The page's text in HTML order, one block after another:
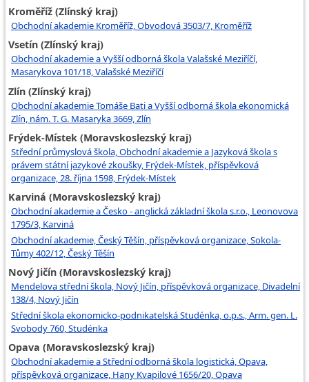
Kroměříž (Zlínský kraj)
Obchodní akademie Kroměříž, Obvodová 3503/7, Kroměříž
Vsetín (Zlínský kraj)
Obchodní akademie a Vyšší odborná škola Valašské Meziříčí,
Masarykova 101/18, Valašské Meziříčí
Zlín (Zlínský kraj)
Obchodní akademie Tomáše Bati a Vyšší odborná škola ekonomická
Zlín, nám. T. G. Masaryka 3669, Zlín
Frýdek-Místek (Moravskoslezský kraj)
Střední průmyslová škola, Obchodní akademie a Jazyková škola s
právem státní jazykové zkoušky, Frýdek-Místek, příspěvková
organizace, 28. října 1598, Frýdek-Místek
Karviná (Moravskoslezský kraj)
Obchodní akademie a Česko - anglická základní škola s.r.o., Leonovova
1795/3, Karviná
Obchodní akademie, Český Těšín, příspěvková organizace, Sokola-
Tůmy 402/12, Český Těšín
Nový Jičín (Moravskoslezský kraj)
Mendelova střední škola, Nový Jičín, příspěvková organizace, Divadelní
138/4, Nový Jičín
Střední škola ekonomicko-podnikatelská Studénka, o.p.s., Arm. gen. L.
Svobody 760, Studénka
Opava (Moravskoslezský kraj)
Obchodní akademie a Střední odborná škola logistická, Opava,
příspěvková organizace, Hany Kvapilové 1656/20, Opava